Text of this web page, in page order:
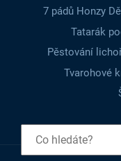
7 pádů Honzy
Tatarák
Pěstování
Tvarohové